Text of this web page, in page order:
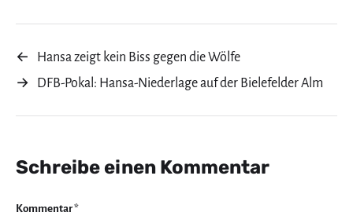
←
Hansa zeigt kein Biss gegen die Wölfe
→
DFB-Pokal: Hansa-Niederlage auf der Bielefelder Alm
Schreibe einen Kommentar
Kommentar*